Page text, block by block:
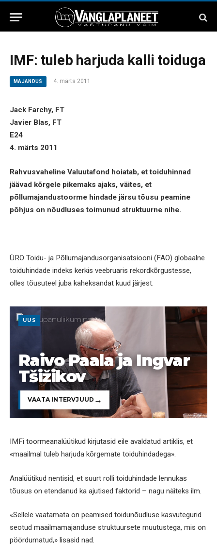
IMF: tuleb harjuda kalli toiduga
MAJANDUS 4. märts 2011
Jack Farchy, FT
Javier Blas, FT
E24
4. märts 2011
Rahvusvaheline Valuutafond hoiatab, et toiduhinnad
jäävad kõrgele pikemaks ajaks, väites, et
põllumajandustoorme hindade järsu tõusu peamine
põhjus on nõudluses toimunud struktuurne nihe.
ÜRO Toidu- ja Põllumajandusorganisatsiooni (FAO) globaalne
toiduhindade indeks kerkis veebruaris rekordkõrgustesse,
olles tõusuteel juba kaheksandat kuud järjest.
UUS
Raivo Paala ja Ingvar
Tšižikov
VAATA INTERVJUUD
IMFi toormeanalüütikud kirjutasid eile avaldatud artiklis, et
«maailmal tuleb harjuda kõrgemate toiduhindadega».
Analüütikud nentisid, et suurt rolli toiduhindade lennukas
tõusus on etendanud ka ajutised faktorid – nagu näiteks ilm.
«Sellele vaatamata on peamised toidunõudluse kasvutegurid
seotud maailmamajanduse struktuursete muutustega, mis on
pöördumatud,» lisasid nad.